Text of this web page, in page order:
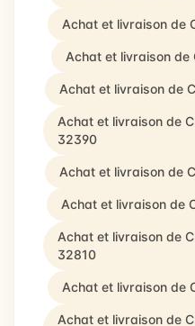
Achat et livraison de
Achat et livraison de
Achat et livraison de
Achat et livraison de
32390
Achat et livraison de
Achat et livraison de
Achat et livraison de
32810
Achat et livraison de
Achat et livraison de